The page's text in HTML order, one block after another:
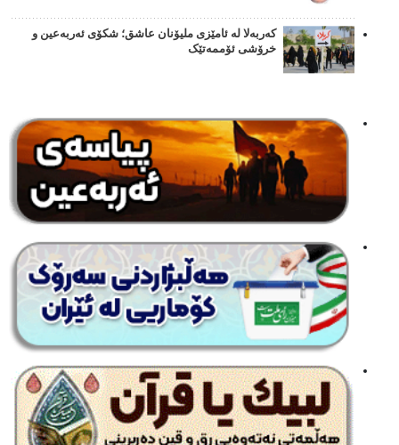
کەربەلا لە ئامێزی ملیۆنان عاشق؛ شکۆی ئەربەعین و
خرۆشی ئۆممەتێک